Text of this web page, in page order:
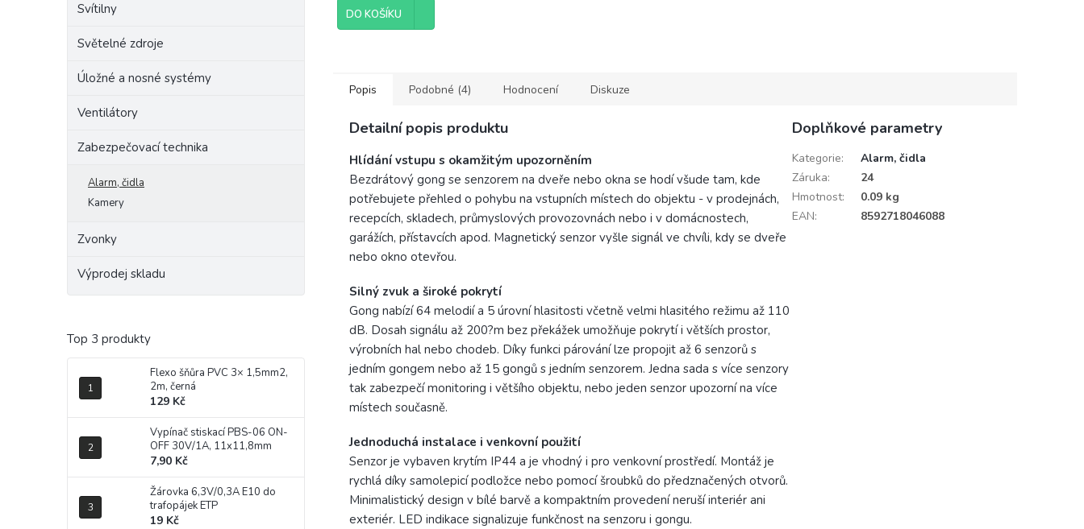
Svítilny
Světelné zdroje
Úložné a nosné systémy
Ventilátory
Zabezpečovací technika
Alarm, čidla
Kamery
Zvonky
Výprodej skladu
Top 3 produkty
Flexo šňůra PVC 3× 1,5mm2,
2m, černá
129 Kč
Vypínač stiskací PBS-06 ON-
OFF 30V/1A, 11x11,8mm
7,90 Kč
Žárovka 6,3V/0,3A E10 do
trafopájek ETP
19 Kč
DO KOŠÍKU
Popis Podobné (4) Hodnocení Diskuze
Detailní popis produktu
Hlídání vstupu s okamžitým upozorněním
Bezdrátový gong se senzorem na dveře nebo okna se hodí všude tam, kde
potřebujete přehled o pohybu na vstupních místech do objektu - v prodejnách,
recepcích, skladech, průmyslových provozovnách nebo i v domácnostech,
garážích, přístavcích apod. Magnetický senzor vyšle signál ve chvíli, kdy se dveře
nebo okno otevřou.
Silný zvuk a široké pokrytí
Gong nabízí 64 melodií a 5 úrovní hlasitosti včetně velmi hlasitého režimu až 110
dB. Dosah signálu až 200?m bez překážek umožňuje pokrytí i větších prostor,
výrobních hal nebo chodeb. Díky funkci párování lze propojit až 6 senzorů s
jedním gongem nebo až 15 gongů s jedním senzorem. Jedna sada s více senzory
tak zabezpečí monitoring i většího objektu, nebo jeden senzor upozorní na více
místech současně.
Jednoduchá instalace i venkovní použití
Senzor je vybaven krytím IP44 a je vhodný i pro venkovní prostředí. Montáž je
rychlá díky samolepicí podložce nebo pomocí šroubků do předznačených otvorů.
Minimalistický design v bílé barvě a kompaktním provedení neruší interiér ani
exteriér. LED indikace signalizuje funkčnost na senzoru i gongu.
Doplňkové parametry
Kategorie:
Alarm, čidla
Záruka:
24
Hmotnost:
0.09 kg
EAN: 8592718046088